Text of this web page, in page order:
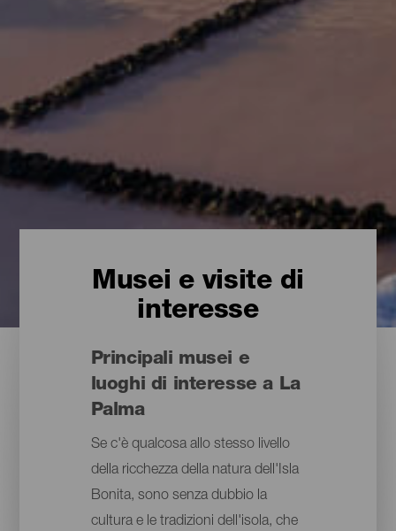
Musei e visite di
interesse
Principali musei e
luoghi di interesse a La
Palma
Se c'è qualcosa allo stesso livello
della ricchezza della natura dell'Isla
Bonita, sono senza dubbio la
cultura e le tradizioni dell'isola, che